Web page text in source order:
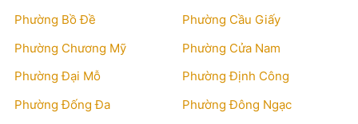
Phường Bồ Đề
Phường Cầu Giấy
Phường Chương Mỹ
Phường Cửa Nam
Phường Đại Mỗ
Phường Định Công
Phường Đống Đa
Phường Đông Ngạc